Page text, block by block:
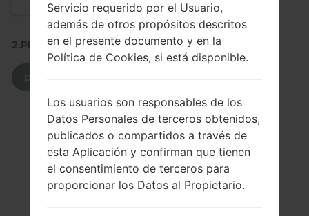
2.PRESIONE PARA DESCARGAR
Servicio requerido por el Usuario,
además de otros propósitos descritos
en el presente documento y en la
Política de Cookies, si está disponible.
Los usuarios son responsables de los
Datos Personales de terceros obtenidos,
publicados o compartidos a través de
esta Aplicación y confirman que tienen
el consentimiento de terceros para
proporcionar los Datos al Propietario.